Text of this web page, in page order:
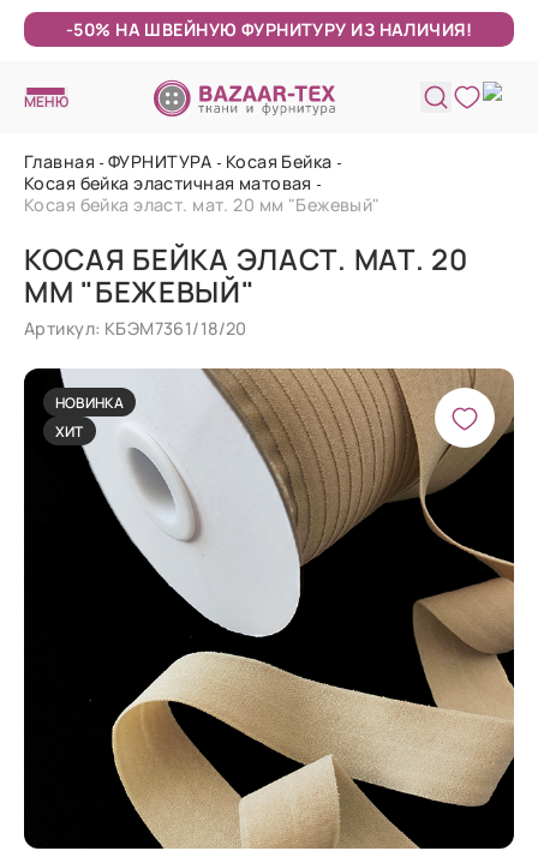
-50% НА ШВЕЙНУЮ ФУРНИТУРУ ИЗ НАЛИЧИЯ!
МЕНЮ
Главная ФУРНИТУРА
Косая Бейка
Косая бейка эластичная матовая
Косая бейка эласт. мат. 20 мм "Бежевый"
КОСАЯ БЕЙКА ЭЛАСТ. МАТ. 20
ММ "БЕЖЕВЫЙ"
Артикул: КБЭМ7361/18/20
НОВИНКА
ХИТ